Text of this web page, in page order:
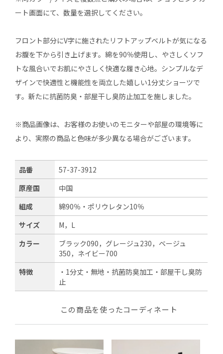
ート画面にて、数量を選択してください。
フロント部分にV字に施されたリフトアップベルトが気になる
お腹を下から引き上げます。綿を90％使用し、やさしくソフ
トな風合いでお肌にやさしく快適な履き心地。シンプルなデ
ザインで快適性と機能性を両立した嬉しい1分丈ショーツで
す。新たに抗菌防臭・部屋干し臭防止加工を施しました。
※商品画像は、お客様のお使いのモニターや部屋の環境等に
より、実際の商品と色味が多少異なる場合がございます。
品番
57-37-3912
原産国
中国
組成
綿90％・ポリウレタン10％
サイズ
M，L
カラー
ブラック090，グレージュ230，ベージュ
350，ネイビー700
特徴
・1分丈・無地・抗菌防臭加工・部屋干し臭防
止
この商品を使ったコーディネート